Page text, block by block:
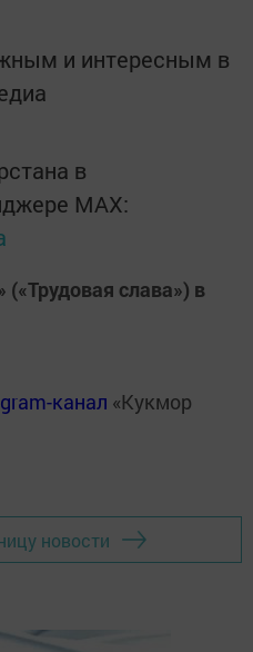
и интересным в
в
MАХ:
слава») в
канал «Кукмор
новости